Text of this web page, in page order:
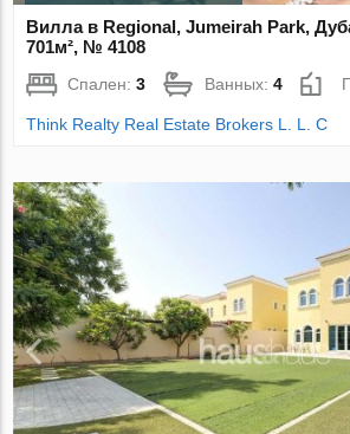
Вилла в Regional, Jumeirah Park,
701м², № 4108
Спален:3 Ванных:4
Think Realty Real Estate Brokers L. L. C